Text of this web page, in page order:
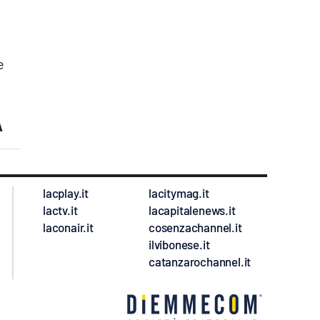
lacplay.it
lactv.it
laconair.it
lacitymag.it
lacapitalenews.it
cosenzachannel.it
ilvibonese.it
catanzarochannel.it